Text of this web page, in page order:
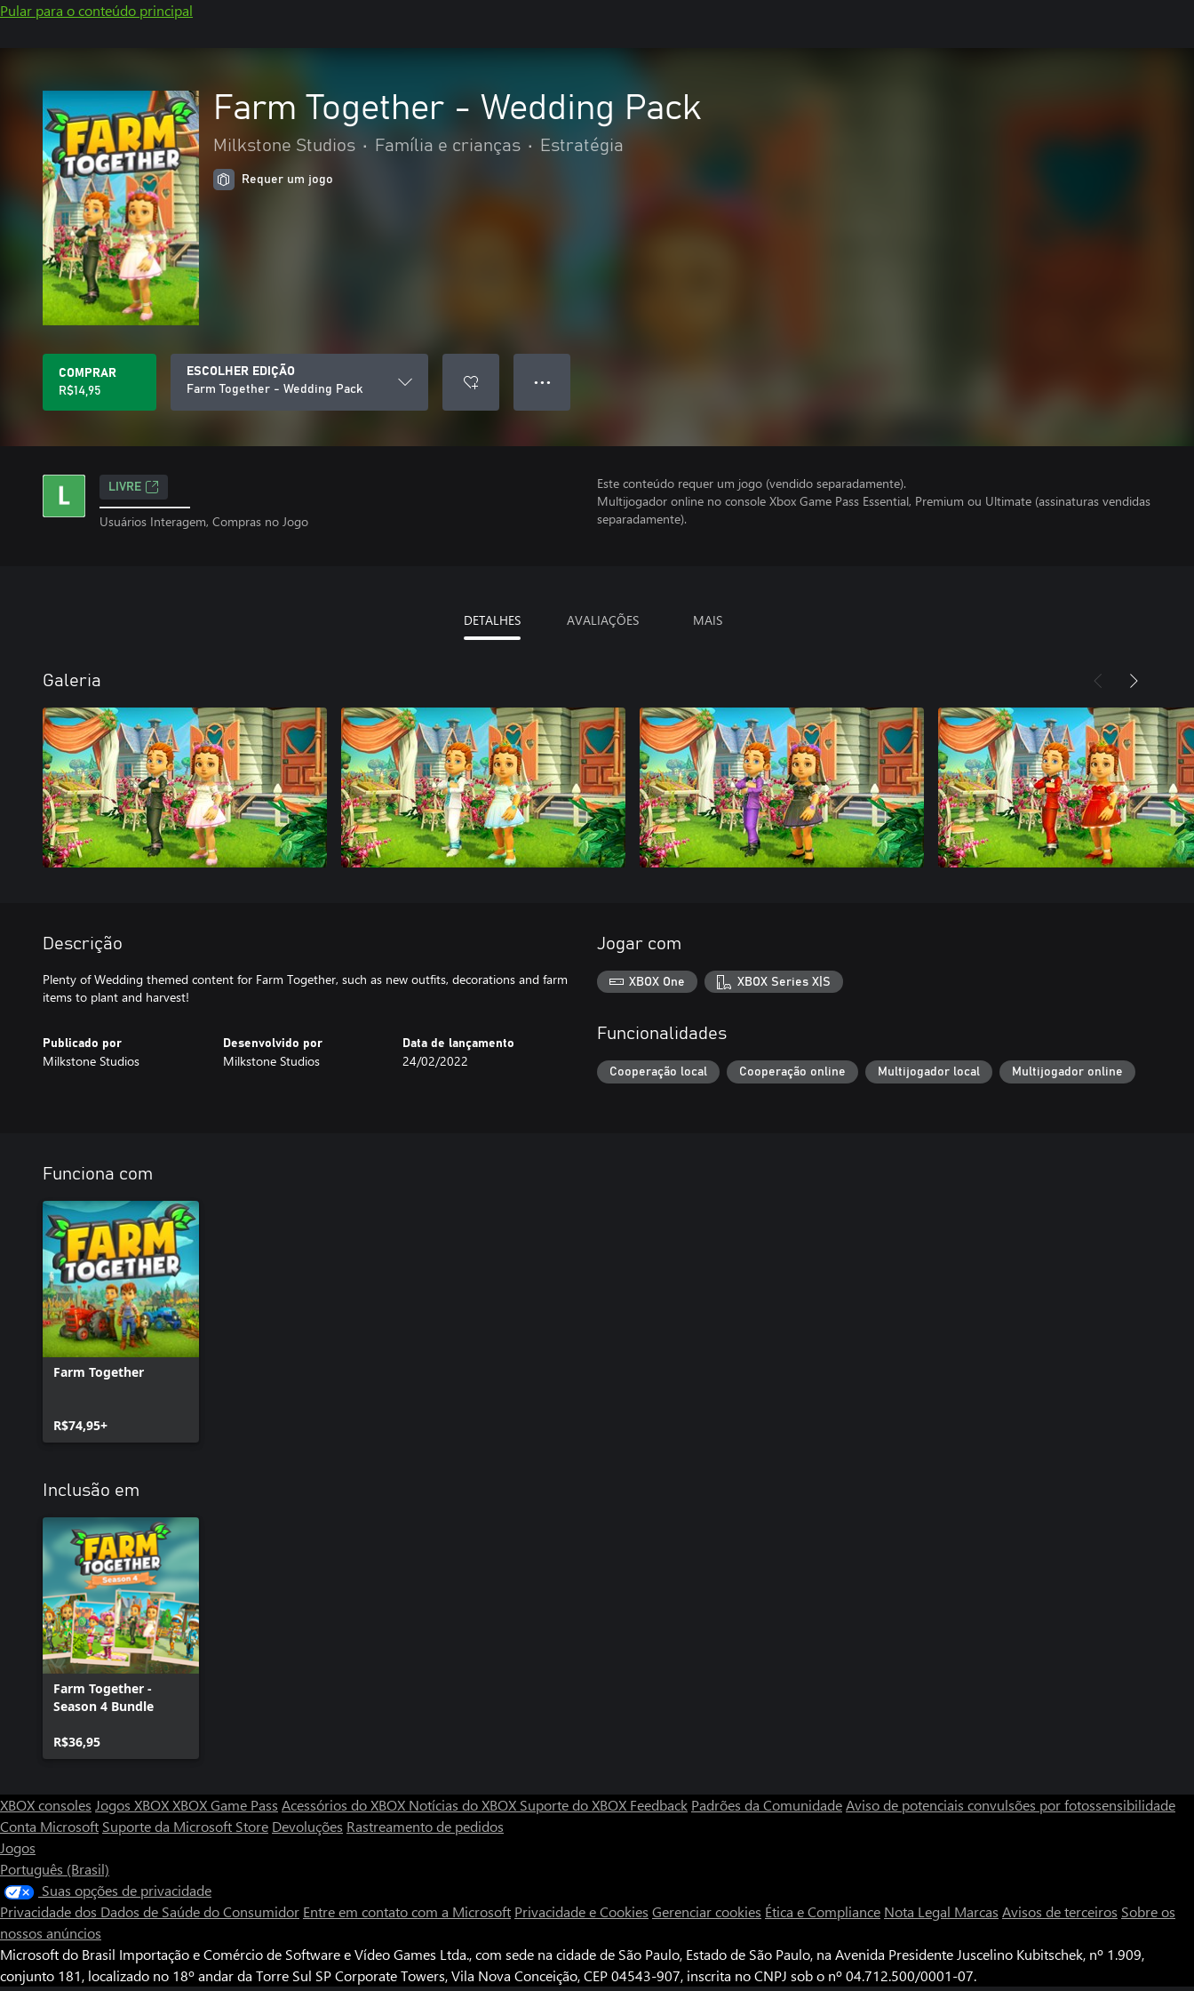
Pular para o conteúdo principal
Farm Together - Wedding Pack
Milkstone Studios • Família e crianças • Estratégia
Requer um jogo
COMPRAR
R$14,95
ESCOLHER EDIÇÃO
Farm Together - Wedding Pack
● ● ●
LIVRE
Usuários Interagem, Compras no Jogo
Este conteúdo requer um jogo (vendido separadamente).
Multijogador online no console Xbox Game Pass Essential, Premium ou Ultimate (assinaturas vendidas
separadamente).
DETALHES AVALIAÇÕES MAIS
Galeria
Descrição
Plenty of Wedding themed content for Farm Together, such as new outfits, decorations and farm
items to plant and harvest!
Publicado por
Milkstone Studios
Desenvolvido por
Milkstone Studios
Data de lançamento
24/02/2022
Jogar com
XBOX One XBOX Series X|S
Funcionalidades
Cooperação local Cooperação online Multijogador local Multijogador online
Funciona com
Farm Together
R$74,95+
Inclusão em
Farm Together -
Season 4 Bundle
R$36,95
XBOX consoles Jogos XBOXXBOX Game Pass Acessórios do XBOX Notícias do XBOX Suporte do XBOX Feedback Padrões da ComunidadeAviso de potenciais convulsões por fotossensibilidade
Conta Microsoft Suporte da Microsoft Store Devoluções Rastreamento de pedidos
Jogos
Português (Brasil)
Suas opções de privacidade
Privacidade dos Dados de Saúde do Consumidor Entre em contato com a Microsoft Privacidade e Cookies Gerenciar cookies Ética e Compliance Nota Legal Marcas Avisos de terceiros Sobre os
nossos anúncios
Microsoft do Brasil Importação e Comércio de Software e Vídeo Games Ltda., com sede na cidade de São Paulo, Estado de São Paulo, na Avenida Presidente Juscelino Kubitschek, nº 1.909,
conjunto 181, localizado no 18º andar da Torre Sul SP Corporate Towers, Vila Nova Conceição, CEP 04543-907, inscrita no CNPJ sob o nº 04.712.500/0001-07.